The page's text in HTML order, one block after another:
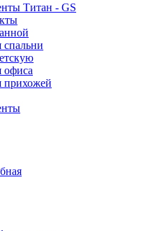
Титан - GS
спальни
офиса
прихожей